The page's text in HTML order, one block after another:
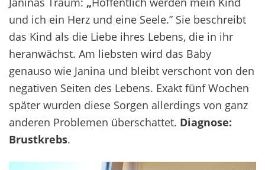
und ich ein Herz und eine Seele.” Sie beschreibt
das Kind als die Liebe ihres Lebens, die in ihr
heranwächst. Am liebsten wird das Baby
genauso wie Janina und bleibt verschont von den
negativen Seiten des Lebens. Exakt fünf Wochen
später wurden diese Sorgen allerdings von ganz
anderen Problemen überschattet. Diagnose:
Brustkrebs.